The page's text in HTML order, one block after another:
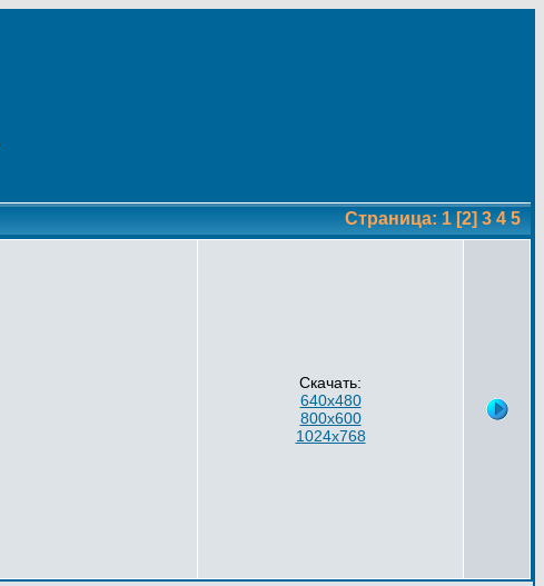
Страница: 1 [2] 3 4 5
Скачать:
640x480
800x600
1024x768